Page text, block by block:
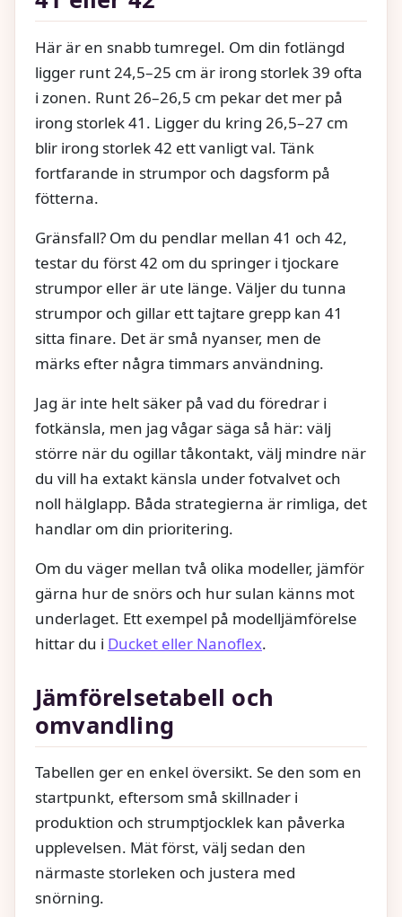
Här är en snabb tumregel. Om din fotlängd
ligger runt 24,5–25 cm är irong storlek 39 ofta
i zonen. Runt 26–26,5 cm pekar det mer på
irong storlek 41. Ligger du kring 26,5–27 cm
blir irong storlek 42 ett vanligt val. Tänk
fortfarande in strumpor och dagsform på
fötterna.
Gränsfall? Om du pendlar mellan 41 och 42,
testar du först 42 om du springer i tjockare
strumpor eller är ute länge. Väljer du tunna
strumpor och gillar ett tajtare grepp kan 41
sitta finare. Det är små nyanser, men de
märks efter några timmars användning.
Jag är inte helt säker på vad du föredrar i
fotkänsla, men jag vågar säga så här: välj
större när du ogillar tåkontakt, välj mindre när
du vill ha extakt känsla under fotvalvet och
noll hälglapp. Båda strategierna är rimliga, det
handlar om din prioritering.
Om du väger mellan två olika modeller, jämför
gärna hur de snörs och hur sulan känns mot
underlaget. Ett exempel på modelljämförelse
hittar du i Ducket eller Nanoflex.
Jämförelsetabell och
omvandling
Tabellen ger en enkel översikt. Se den som en
startpunkt, eftersom små skillnader i
produktion och strumptjocklek kan påverka
upplevelsen. Mät först, välj sedan den
närmaste storleken och justera med
snörning.